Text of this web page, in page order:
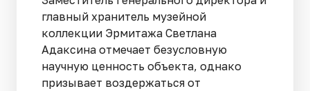
главный хранитель музейной
коллекции Эрмитажа Светлана
Адаксина отмечает безусловную
научную ценность объекта, однако
призывает воздержаться от